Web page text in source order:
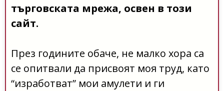
търговската мрежа, освен в този
сайт.
През годините обаче, не малко хора са
се опитвали да присвоят моя труд, като
“изработват” мои амулети и ги